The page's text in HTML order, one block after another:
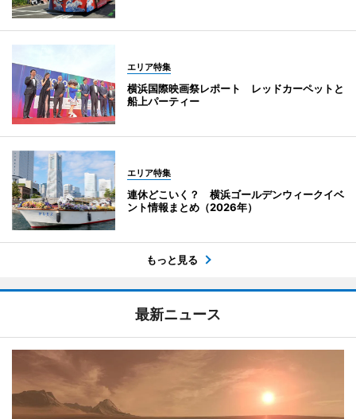
エリア特集
横浜国際映画祭レポート レッドカーペットと
船上パーティー
エリア特集
連休どこいく？ 横浜ゴールデンウィークイベ
ント情報まとめ（2026年）
もっと見る
最新ニュース